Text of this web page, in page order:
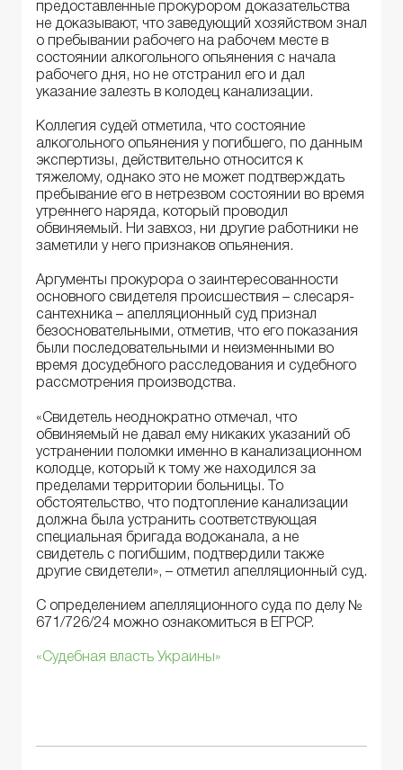
предоставленные прокурором доказательства
не доказывают, что заведующий хозяйством знал
о пребывании рабочего на рабочем месте в
состоянии алкогольного опьянения с начала
рабочего дня, но не отстранил его и дал
указание залезть в колодец канализации.
Коллегия судей отметила, что состояние
алкогольного опьянения у погибшего, по данным
экспертизы, действительно относится к
тяжелому, однако это не может подтверждать
пребывание его в нетрезвом состоянии во время
утреннего наряда, который проводил
обвиняемый. Ни завхоз, ни другие работники не
заметили у него признаков опьянения.
Аргументы прокурора о заинтересованности
основного свидетеля происшествия – слесаря-
сантехника – апелляционный суд признал
безосновательными, отметив, что его показания
были последовательными и неизменными во
время досудебного расследования и судебного
рассмотрения производства.
«Свидетель неоднократно отмечал, что
обвиняемый не давал ему никаких указаний об
устранении поломки именно в канализационном
колодце, который к тому же находился за
пределами территории больницы. То
обстоятельство, что подтопление канализации
должна была устранить соответствующая
специальная бригада водоканала, а не
свидетель с погибшим, подтвердили также
другие свидетели», – отметил апелляционный суд.
С определением апелляционного суда по делу №
671/726/24 можно ознакомиться в ЕГРСР.
«Судебная власть Украины»